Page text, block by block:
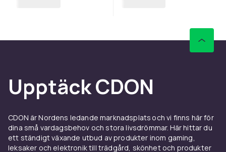
Upptäck CDON
CDON är Nordens ledande marknadsplats och vi finns här för
dina små vardagsbehov och stora livsdrömmar. Här hittar du
ett ständigt växande utbud av produkter inom gaming,
leksaker och elektronik till trädgård, skönhet och produkter